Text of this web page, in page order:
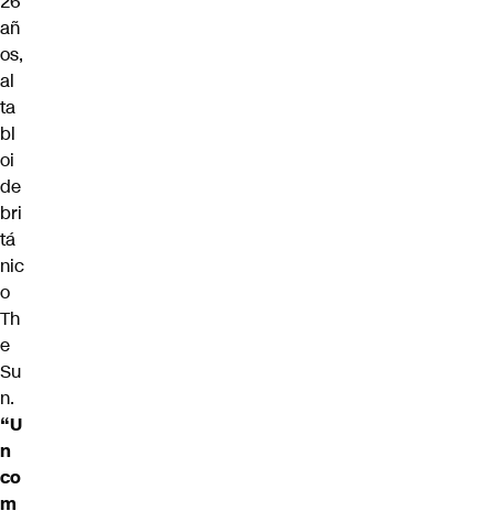
añ
os,
al
ta
bl
oi
de
bri
tá
nic
o
Th
e
Su
n.
“U
n
co
m